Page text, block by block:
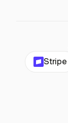
Stripe